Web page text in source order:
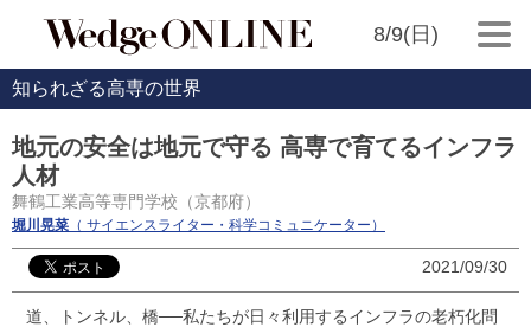
8/9(日)
知られざる高専の世界
地元の安全は地元で守る 高専で育てるインフラ
人材
舞鶴工業高等専門学校（京都府）
堀川晃菜 （ サイエンスライター・科学コミュニケーター）
2021/09/30
道、トンネル、橋──私たちが日々利用するインフラの老朽化問